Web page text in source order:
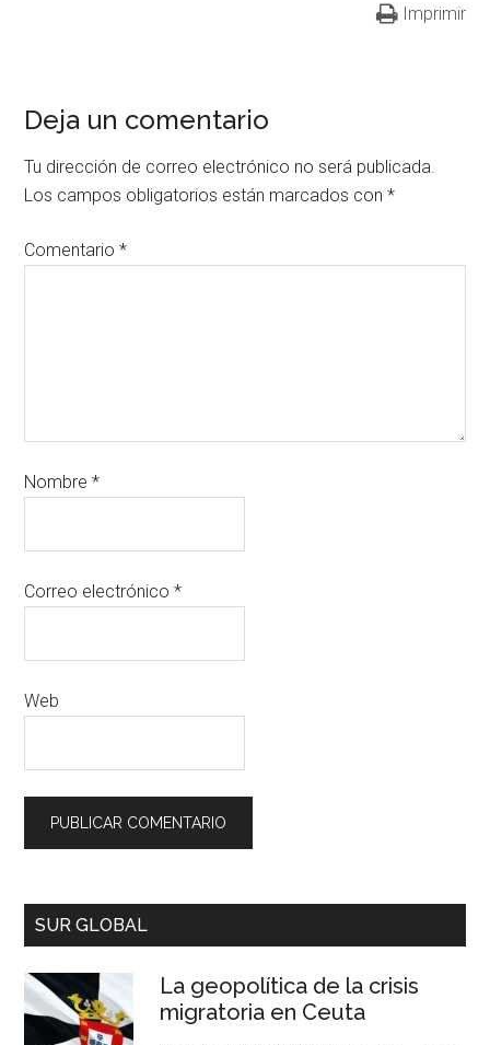
Imprimir
Deja un comentario
Tu dirección de correo electrónico no será publicada.
Los campos obligatorios están marcados con*
Comentario*
Nombre*
Correo electrónico*
Web
SUR GLOBAL
La geopolítica de la crisis
migratoria en Ceuta